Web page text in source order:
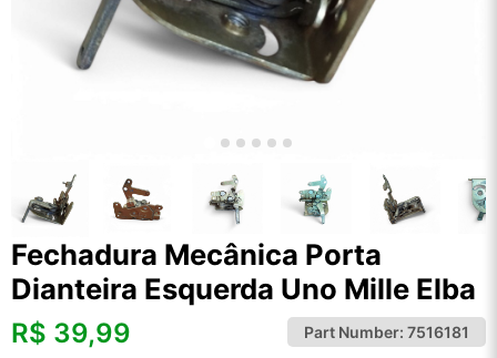
Fechadura Mecânica Porta
Dianteira Esquerda Uno Mille Elba
R$ 39,99 Part Number: 7516181